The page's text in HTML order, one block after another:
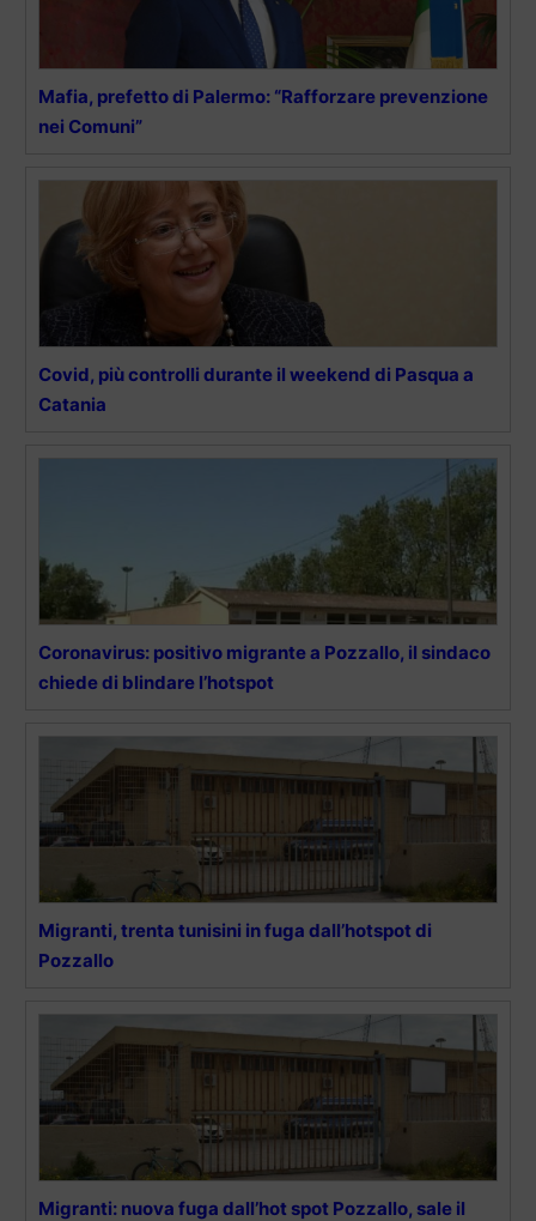
Mafia, prefetto di Palermo: “Rafforzare prevenzione
nei Comuni”
Covid, più controlli durante il weekend di Pasqua a
Catania
Coronavirus: positivo migrante a Pozzallo, il sindaco
chiede di blindare l’hotspot
Migranti, trenta tunisini in fuga dall’hotspot di
Pozzallo
Migranti: nuova fuga dall’hot spot Pozzallo, sale il